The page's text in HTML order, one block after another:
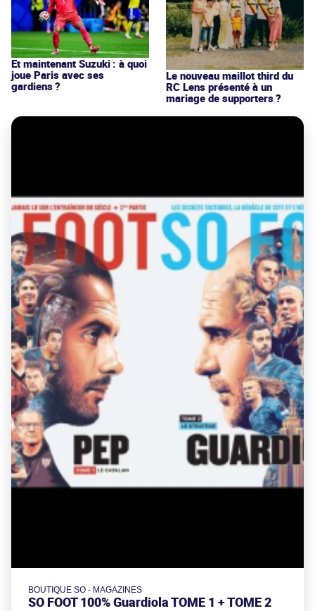
Et maintenant Suzuki : à quoi
joue Paris avec ses
gardiens ?
Le nouveau maillot third du
RC Lens présenté à un
mariage de supporters ?
BOUTIQUE SO - MAGAZINES
SO FOOT 100% Guardiola TOME 1 + TOME 2